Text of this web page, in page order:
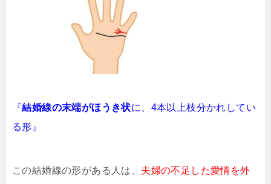
『結婚線の末端がほうき状に、4本以上枝分かれしてい
る形』
この結婚線の形がある人は、 夫婦の不足した愛情を外